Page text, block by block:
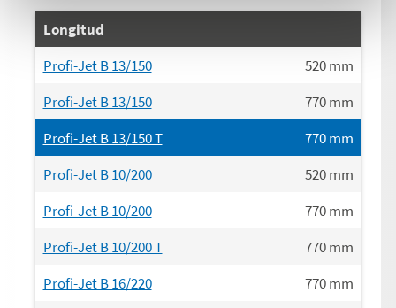
Longitud
Profi-Jet B 13/150
520mm
Profi-Jet B 13/150
770mm
Profi-Jet B 13/150 T
770mm
Profi-Jet B 10/200
520mm
Profi-Jet B 10/200
770mm
Profi-Jet B 10/200 T
770mm
Profi-Jet B 16/220
770mm